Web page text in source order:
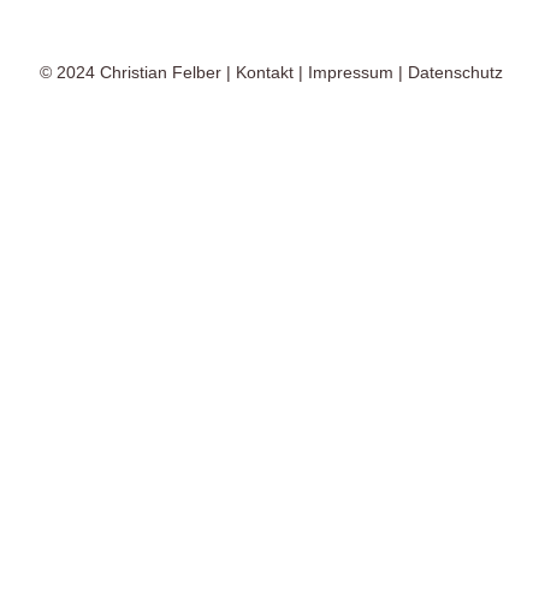
© 2024 Christian Felber | Kontakt | Impressum | Datenschutz